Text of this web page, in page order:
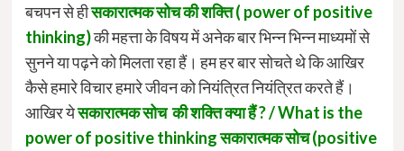
बचपन से हीसकारात्मक सोचकी शक्ति ( power of positive
thinking)की महत्ता के विषय में अनेक बार भिन्न भिन्न माध्यमों से
सुनने या पढ़ने को मिलता रहा हैं। हम हर बार सोचते थे कि आखिर
कैसे हमारे विचार हमारे जीवन को नियंत्रित नियंत्रित करते हैं।
आखिर येसकारात्मक सोच की शक्ति क्या हैं ? / What is the
power of positive thinkingसकारात्मक सोच (positive